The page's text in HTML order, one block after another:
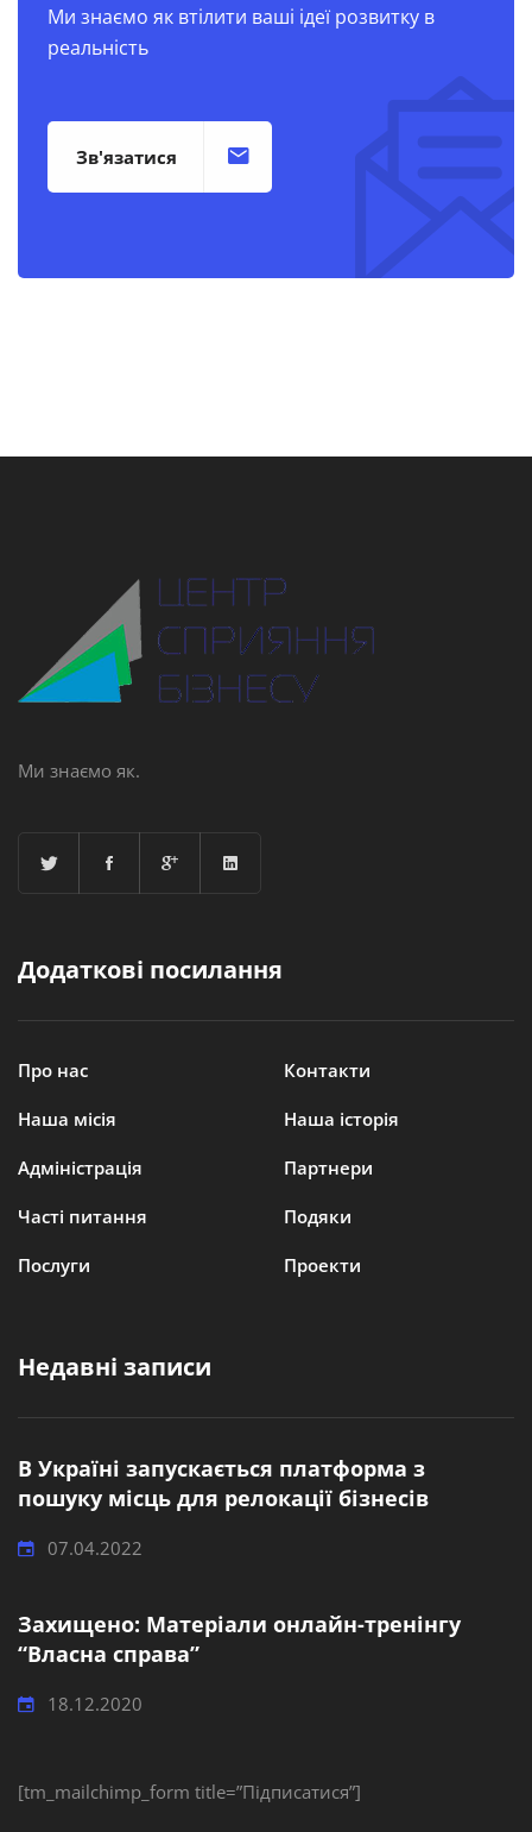
Ми знаємо як втілити ваші ідеї розвитку в
реальність
Зв'язатися
Ми знаємо як.
Додаткові посилання
Про нас Контакти
Наша місія Наша історія
Адміністрація Партнери
Часті питання Подяки
Послуги Проекти
Недавні записи
В Україні запускається платформа з
пошуку місць для релокації бізнесів
07.04.2022
Захищено: Матеріали онлайн-тренінгу
“Власна справа”
18.12.2020
[tm_mailchimp_form title=”Підписатися”]